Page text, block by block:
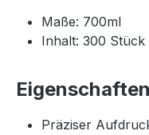
Maße: 700ml
Inhalt: 300 Stück
Eigenschaften
Präziser